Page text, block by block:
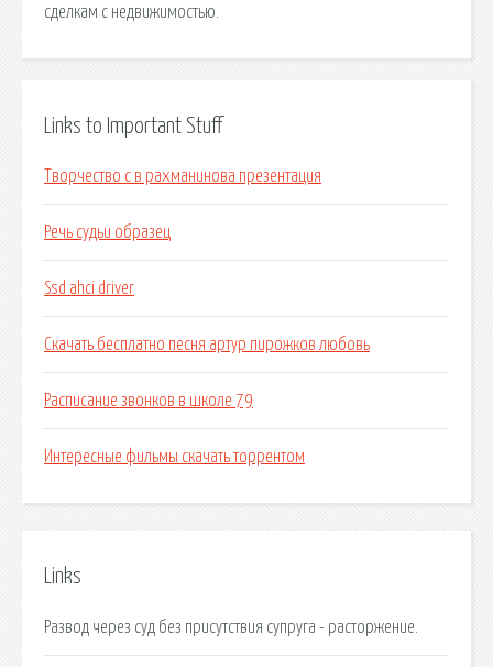
сделкам с недвижимостью.
Links to Important Stuff
Творчество с в рахманинова презентация
Речь судьи образец
Ssd ahci driver
Скачать бесплатно песня артур пирожков любовь
Расписание звонков в школе 79
Интересные фильмы скачать торрентом
Links
Развод через суд без присутствия супруга - расторжение.